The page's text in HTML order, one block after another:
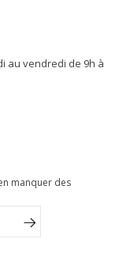
au vendredi de 9h à
manquer des